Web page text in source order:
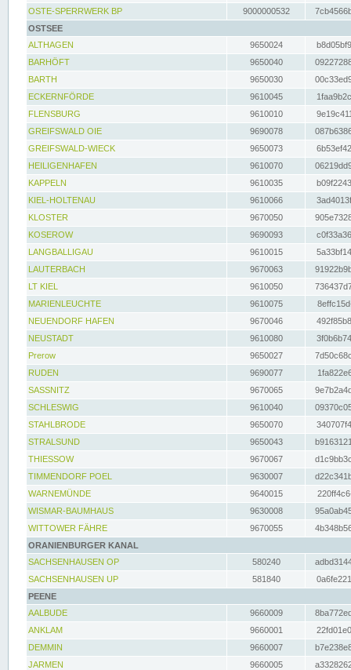
OSTE-SPERRWERK BP
9000000532
OSTSEE
ALTHAGEN
9650024
BARHÖFT
9650040
BARTH
9650030
ECKERNFÖRDE
9610045
FLENSBURG
9610010
GREIFSWALD OIE
9690078
GREIFSWALD-WIECK
9650073
HEILIGENHAFEN
9610070
KAPPELN
9610035
KIEL-HOLTENAU
9610066
KLOSTER
9670050
KOSEROW
9690093
LANGBALLIGAU
9610015
LAUTERBACH
9670063
LT KIEL
9610050
MARIENLEUCHTE
9610075
NEUENDORF HAFEN
9670046
NEUSTADT
9610080
Prerow
9650027
RUDEN
9690077
SASSNITZ
9670065
SCHLESWIG
9610040
STAHLBRODE
9650070
STRALSUND
9650043
THIESSOW
9670067
TIMMENDORF POEL
9630007
WARNEMÜNDE
9640015
WISMAR-BAUMHAUS
9630008
WITTOWER FÄHRE
9670055
ORANIENBURGER KANAL
SACHSENHAUSEN OP
580240
SACHSENHAUSEN UP
581840
PEENE
AALBUDE
9660009
ANKLAM
9660001
DEMMIN
9660007
JARMEN
9660005